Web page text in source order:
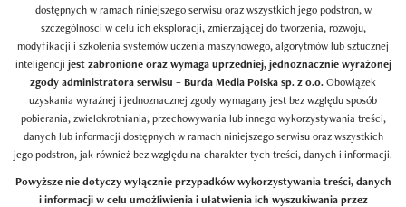
dostępnych w ramach niniejszego serwisu oraz wszystkich jego podstron, w
szczególności w celu ich eksploracji, zmierzającej do tworzenia, rozwoju,
modyfikacji i szkolenia systemów uczenia maszynowego, algorytmów lub sztucznej
inteligencji jest zabronione oraz wymaga uprzedniej, jednoznacznie wyrażonej
zgody administratora serwisu – Burda Media Polska sp. z o.o.Obowiązek
uzyskania wyraźnej i jednoznacznej zgody wymagany jest bez względu sposób
pobierania, zwielokrotniania, przechowywania lub innego wykorzystywania treści,
danych lub informacji dostępnych w ramach niniejszego serwisu oraz wszystkich
jego podstron, jak również bez względu na charakter tych treści, danych i informacji.
Powyższe nie dotyczy wyłącznie przypadków wykorzystywania treści, danych
i informacji w celu umożliwienia i ułatwienia ich wyszukiwania przez